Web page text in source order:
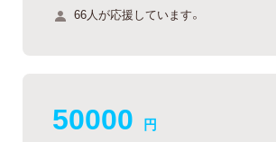
66人が応援しています。
50000 円